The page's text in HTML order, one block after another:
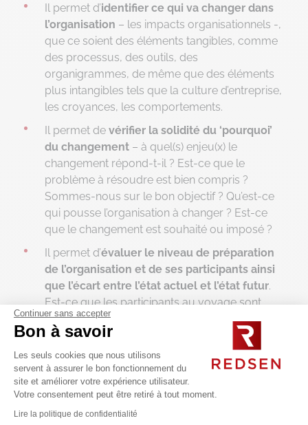
Il permet d’identifier ce qui va changer dans
l’organisation – les impacts organisationnels -,
que ce soient des éléments tangibles, comme
des processus, des outils, des
organigrammes, de même que des éléments
plus intangibles tels que la culture d’entreprise,
les croyances, les comportements.
Il permet de vérifier la solidité du ‘pourquoi’
du changement – à quel(s) enjeu(x) le
changement répond-t-il ? Est-ce que le
problème à résoudre est bien compris ?
Sommes-nous sur le bon objectif ? Qu’est-ce
qui pousse l’organisation à changer ? Est-ce
que le changement est souhaité ou imposé ?
Il permet d’évaluer le niveau de préparation
de l’organisation et de ses participants ainsi
que l’écart entre l’état actuel et l’état futur.
Est-ce que les participants au voyage sont
prêts et bien préparés ? Lors de changements
en entreprise, tout le monde a un rôle à jouer,
des collaborateurs aux membres de la
direction, en passant par les managers de
proximité. Le diagnostic permet de déterminer
l’état de préparation au changement des
participants et d’identifier ce dont ils ont besoin
Continuer sans accepter
Bon à savoir
Les seuls cookies que nous utilisons
servent à assurer le bon fonctionnement du
site et améliorer votre expérience utilisateur.
Votre consentement peut être retiré à tout moment.
Lire la politique de confidentialité